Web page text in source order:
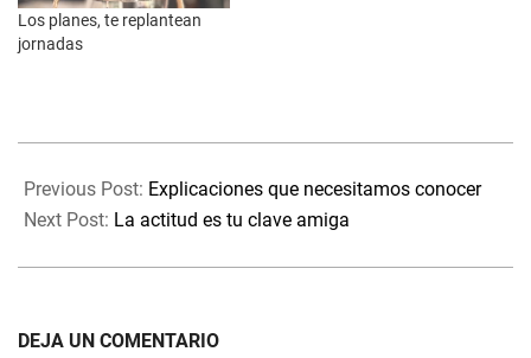
Los planes, te replantean
jornadas
08-
18
Previous Post: Explicaciones que necesitamos conocer
Next Post: La actitud es tu clave amiga
DEJA UN COMENTARIO